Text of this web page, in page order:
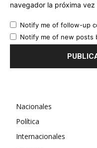
navegador la próxima
Notify me of follow-up
Notify me of new posts
Nacionales
Política
Internacionales